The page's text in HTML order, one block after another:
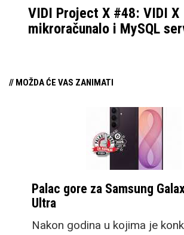
VIDI Project X #48: VIDI X
mikroračunalo i MySQL
// MOŽDA ĆE VAS ZANIMATI
Palac gore za Samsung
Ultra
Nakon godina u kojima je